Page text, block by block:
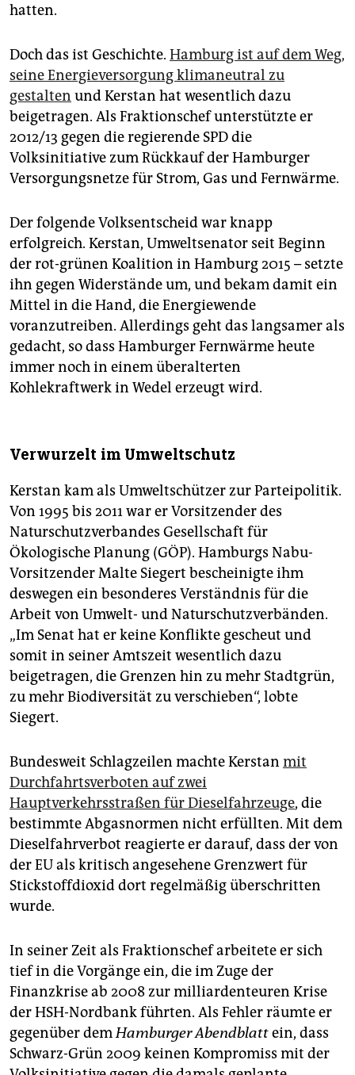
hatten.
Doch das ist Geschichte. Hamburg ist auf dem Weg,
seine Energieversorgung klimaneutral zu
gestalten und Kerstan hat wesentlich dazu
beigetragen. Als Fraktionschef unterstützte er
2012/13 gegen die regierende SPD die
Volksinitiative zum Rückkauf der Hamburger
Versorgungsnetze für Strom, Gas und Fernwärme.
Der folgende Volksentscheid war knapp
erfolgreich. Kerstan, Umweltsenator seit Beginn
der rot-grünen Koalition in Hamburg 2015 – setzte
ihn gegen Widerstände um, und bekam damit ein
Mittel in die Hand, die Energiewende
voranzutreiben. Allerdings geht das langsamer als
gedacht, so dass Hamburger Fernwärme heute
immer noch in einem überalterten
Kohlekraftwerk in Wedel erzeugt wird.
Verwurzelt im Umweltschutz
Kerstan kam als Umweltschützer zur Parteipolitik.
Von 1995 bis 2011 war er Vorsitzender des
Naturschutzverbandes Gesellschaft für
Ökologische Planung (GÖP). Hamburgs Nabu-
Vorsitzender Malte Siegert bescheinigte ihm
deswegen ein besonderes Verständnis für die
Arbeit von Umwelt- und Naturschutzverbänden.
„Im Senat hat er keine Konflikte gescheut und
somit in seiner Amtszeit wesentlich dazu
beigetragen, die Grenzen hin zu mehr Stadtgrün,
zu mehr Biodiversität zu verschieben“, lobte
Siegert.
Bundesweit Schlagzeilen machte Kerstan mit
Durchfahrtsverboten auf zwei
Hauptverkehrsstraßen für Dieselfahrzeuge, die
bestimmte Abgasnormen nicht erfüllten. Mit dem
Dieselfahrverbot reagierte er darauf, dass der von
der EU als kritisch angesehene Grenzwert für
Stickstoffdioxid dort regelmäßig überschritten
wurde.
In seiner Zeit als Fraktionschef arbeitete er sich
tief in die Vorgänge ein, die im Zuge der
Finanzkrise ab 2008 zur milliardenteuren Krise
der HSH-Nordbank führten. Als Fehler räumte er
gegenüber demHamburger Abendblattein, dass
Schwarz-Grün 2009 keinen Kompromiss mit der